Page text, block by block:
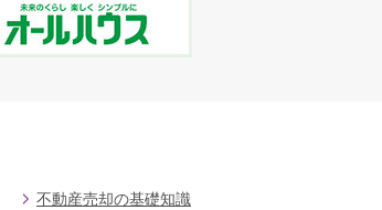
不動産売却の基礎知識